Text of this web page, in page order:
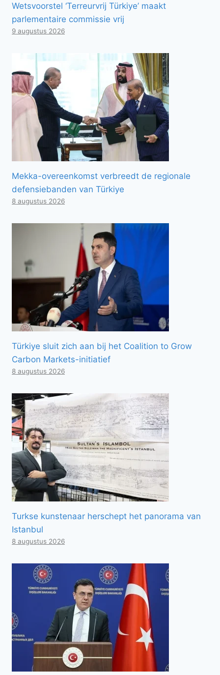
Wetsvoorstel ‘Terreurvrij Türkiye’ maakt
parlementaire commissie vrij
9 augustus 2026
Mekka-overeenkomst verbreedt de regionale
defensiebanden van Türkiye
8 augustus 2026
Türkiye sluit zich aan bij het Coalition to Grow
Carbon Markets-initiatief
8 augustus 2026
Turkse kunstenaar herschept het panorama van
Istanbul
8 augustus 2026